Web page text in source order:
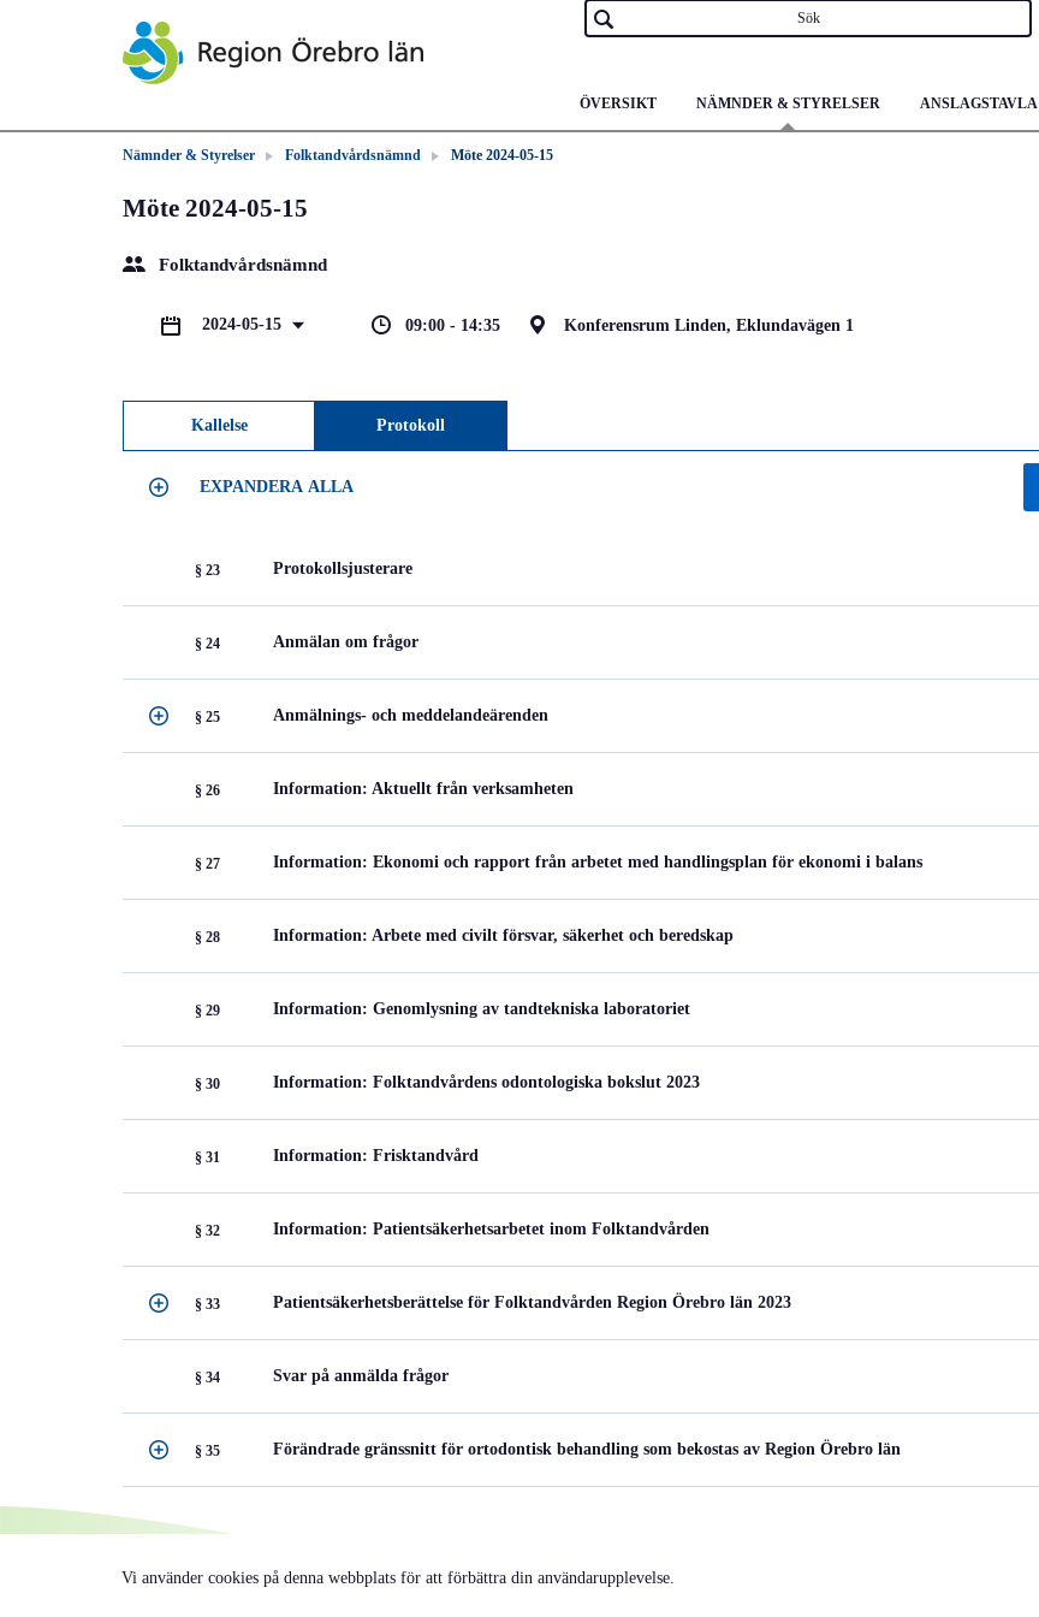
ÖVERSIKT NÄMNDER & STYRELSER ANSLAGSTAVLA
Nämnder & Styrelser Folktandvårdsnämnd Möte 2024-05-15
Möte 2024-05-15
Folktandvårdsnämnd
2024-05-15 09:00 - 14:35 Konferensrum Linden, Eklundavägen 1
Kallelse Protokoll
EXPANDERA ALLA
§ 23 Protokollsjusterare
§ 24 Anmälan om frågor
§ 25 Anmälnings- och meddelandeärenden
§ 26 Information: Aktuellt från verksamheten
§ 27 Information: Ekonomi och rapport från arbetet med handlingsplan för ekonomi i balans
§ 28 Information: Arbete med civilt försvar, säkerhet och beredskap
§ 29 Information: Genomlysning av tandtekniska laboratoriet
§ 30 Information: Folktandvårdens odontologiska bokslut 2023
§ 31 Information: Frisktandvård
§ 32 Information: Patientsäkerhetsarbetet inom Folktandvården
§ 33 Patientsäkerhetsberättelse för Folktandvården Region Örebro län 2023
§ 34 Svar på anmälda frågor
§ 35 Förändrade gränssnitt för ortodontisk behandling som bekostas av Region Örebro län
Vi använder cookies på denna webbplats för att förbättra din användarupplevelse.